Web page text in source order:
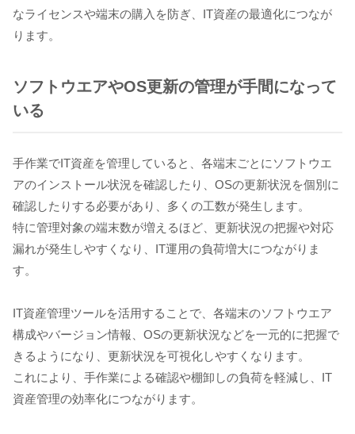
なライセンスや端末の購入を防ぎ、IT資産の最適化につなが
ります。
ソフトウエアやOS更新の管理が手間になって
いる
手作業でIT資産を管理していると、各端末ごとにソフトウエ
アのインストール状況を確認したり、OSの更新状況を個別に
確認したりする必要があり、多くの工数が発生します。
特に管理対象の端末数が増えるほど、更新状況の把握や対応
漏れが発生しやすくなり、IT運用の負荷増大につながりま
す。
IT資産管理ツールを活用することで、各端末のソフトウエア
構成やバージョン情報、OSの更新状況などを一元的に把握で
きるようになり、更新状況を可視化しやすくなります。
これにより、手作業による確認や棚卸しの負荷を軽減し、IT
資産管理の効率化につながります。